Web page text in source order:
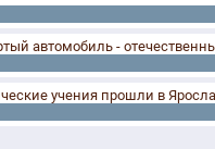
автомобиль -
учения прошли в